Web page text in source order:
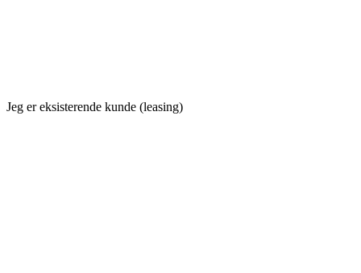
Jeg er eksisterende kunde (leasing)